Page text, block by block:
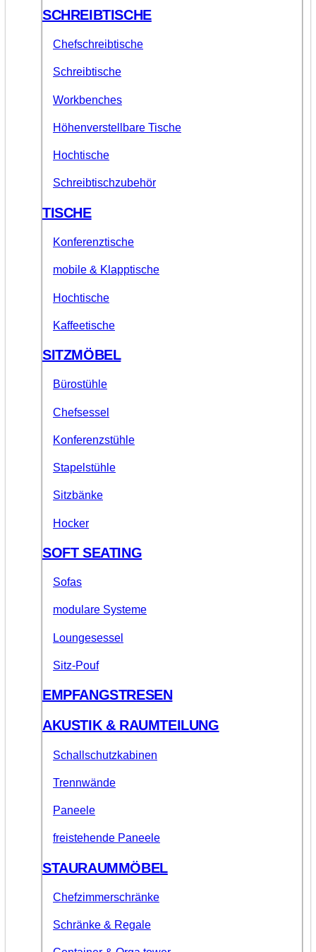
SCHREIBTISCHE
Chefschreibtische
Schreibtische
Workbenches
Höhenverstellbare Tische
Hochtische
Schreibtischzubehör
TISCHE
Konferenztische
mobile & Klapptische
Hochtische
Kaffeetische
SITZMÖBEL
Bürostühle
Chefsessel
Konferenzstühle
Stapelstühle
Sitzbänke
Hocker
SOFT SEATING
Sofas
modulare Systeme
Loungesessel
Sitz-Pouf
EMPFANGSTRESEN
AKUSTIK & RAUMTEILUNG
Schallschutzkabinen
Trennwände
Paneele
freistehende Paneele
STAURAUMMÖBEL
Chefzimmerschränke
Schränke & Regale